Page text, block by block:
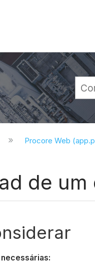
hierarquia
Procore Web
de